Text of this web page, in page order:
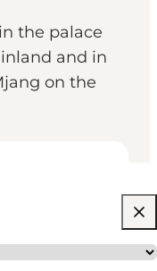
the palace
and in
on the